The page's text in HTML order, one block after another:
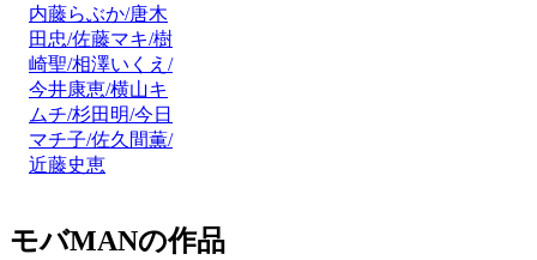
内藤らぶか/唐木
田忠/佐藤マキ/樹
崎聖/相澤いくえ/
今井康恵/横山キ
ムチ/杉田明/今日
マチ子/佐久間薫/
近藤史恵
モバMANの作品